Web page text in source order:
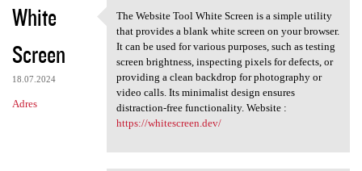
White
Screen
18.07.2024
Adres
The Website Tool White Screen
The Website Tool White Screen is a simple utility
that provides a blank white screen on your browser.
It can be used for various purposes, such as testing
screen brightness, inspecting pixels for defects, or
providing a clean backdrop for photography or
video calls. Its minimalist design ensures
distraction-free functionality. Website :
https://whitescreen.dev/